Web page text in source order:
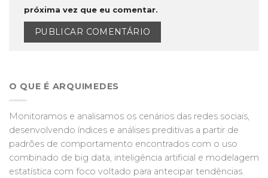
próxima vez que eu comentar.
O QUE É ARQUIMEDES
Monitoramos e analisamos os cenários das redes sociais,
desenvolvendo índices e análises preditivas a partir de
padrões de comportamento encontrados com o uso
combinado de big data, inteligência artificial e modelagem
estatística com foco voltado para antecipar tendências.